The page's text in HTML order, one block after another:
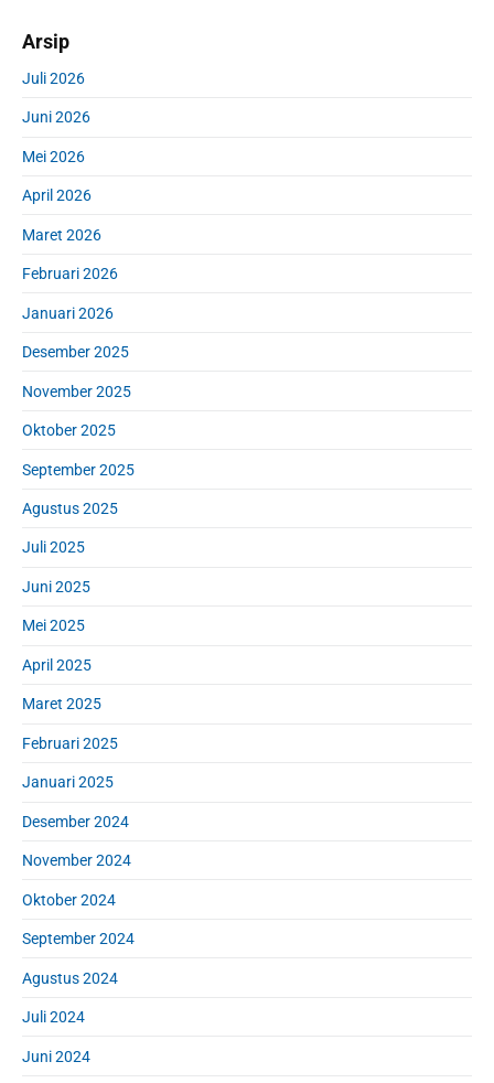
a
y
S
d
b
a
c
h
o
:
Arsip
Juli 2026
Juni 2026
Mei 2026
April 2026
Maret 2026
Februari 2026
Januari 2026
Desember 2025
November 2025
Oktober 2025
September 2025
Agustus 2025
Juli 2025
Juni 2025
Mei 2025
April 2025
Maret 2025
Februari 2025
Januari 2025
Desember 2024
November 2024
Oktober 2024
September 2024
Agustus 2024
Juli 2024
Juni 2024